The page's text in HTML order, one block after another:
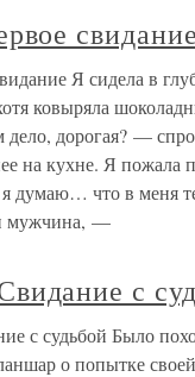
свидание
Я сидела в
ковыряла
дорогая? —
на кухне. Я пожала
думаю… что в меня
мужчина, —
с
с судьбой Было
о попытке